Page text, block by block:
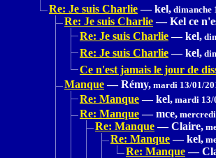
Re: Je suis Charlie — kel, dimanche
Re: Je suis Charlie — Kel ce
Re: Je suis Charlie — kel,
Re: Je suis Charlie — kel,
Ce n'est jamais le jour de
Manque — Rémy, mardi 13/01/
Re: Manque — kel, mardi 13/
Re: Manque — mce,
Re: Manque — Claire,
Re: Manque — kel,
Re: Manque —